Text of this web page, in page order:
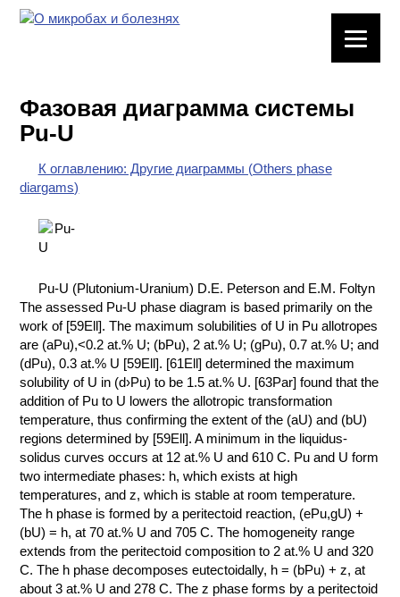
ХИМИЧЕСКАЯ
ПОСУДА
ВРЕДНЫЕ
ФАКТОРЫ
ХИМИЯ НА
ПРОИЗВОДСТВЕ
И ХИМИЧЕСКАЯ
ТЕХНОЛОГИЯ
КОНТАКТЫ
Фазовая диаграмма системы
Pu-U
К оглавлению: Другие диаграммы (Others phase
diargams)
Pu-U (Plutonium-Uranium) D.E. Peterson and E.M. Foltyn
The assessed Pu-U phase diagram is based primarily on the
work of [59Ell]. The maximum solubilities of U in Pu allotropes
are (aPu),<0.2 at.% U; (bPu), 2 at.% U; (gPu), 0.7 at.% U; and
(dPu), 0.3 at.% U [59Ell]. [61Ell] determined the maximum
solubility of U in (d›Pu) to be 1.5 at.% U. [63Par] found that the
addition of Pu to U lowers the allotropic transformation
temperature, thus confirming the extent of the (aU) and (bU)
regions determined by [59Ell]. A minimum in the liquidus-
solidus curves occurs at 12 at.% U and 610 C. Pu and U form
two intermediate phases: h, which exists at high
temperatures, and z, which is stable at room temperature.
The h phase is formed by a peritectoid reaction, (ePu,gU) +
(bU) = h, at 70 at.% U and 705 C. The homogeneity range
extends from the peritectoid composition to 2 at.% U and 320
C. The h phase decomposes eutectoidally, h = (bPu) + z, at
about 3 at.% U and 278 C. The z phase forms by a peritectoid